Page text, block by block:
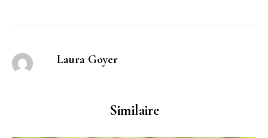
Laura Goyer
Similaire